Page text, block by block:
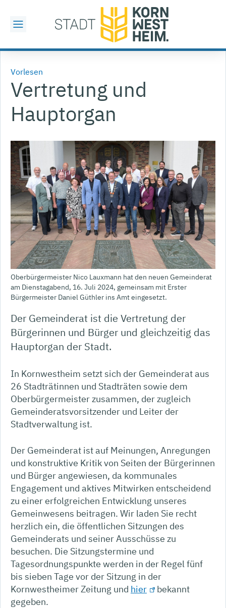
Vorlesen
Vertretung und
Hauptorgan
Oberbürgermeister Nico Lauxmann hat den neuen Gemeinderat
am Dienstagabend, 16. Juli 2024, gemeinsam mit Erster
Bürgermeister Daniel Güthler ins Amt eingesetzt.
Der Gemeinderat ist die Vertretung der
Bürgerinnen und Bürger und gleichzeitig das
Hauptorgan der Stadt.
In Kornwestheim setzt sich der Gemeinderat aus
26 Stadträtinnen und Stadträten sowie dem
Oberbürgermeister zusammen, der zugleich
Gemeinderatsvorsitzender und Leiter der
Stadtverwaltung ist.
Der Gemeinderat ist auf Meinungen, Anregungen
und konstruktive Kritik von Seiten der Bürgerinnen
und Bürger angewiesen, da kommunales
Engagement und aktives Mitwirken entscheidend
zu einer erfolgreichen Entwicklung unseres
Gemeinwesens beitragen. Wir laden Sie recht
herzlich ein, die öffentlichen Sitzungen des
Gemeinderats und seiner Ausschüsse zu
besuchen. Die Sitzungstermine und
Tagesordnungspunkte werden in der Regel fünf
bis sieben Tage vor der Sitzung in der
Kornwestheimer Zeitung und hier
bekannt
gegeben.